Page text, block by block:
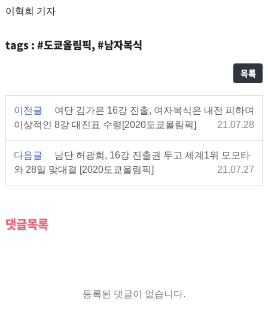
이혁희 기자
tags : #도쿄올림픽, #남자복식
목록
이전글
여단 김가은 16강 진출, 여자복식은 내전 피하며
이상적인 8강 대진표 수령[2020도쿄올림픽]
21.07.28
다음글
남단 허광희, 16강 진출권 두고 세계1위 모모타
와 28일 맞대결 [2020도쿄올림픽]
21.07.27
댓글목록
등록된 댓글이 없습니다.